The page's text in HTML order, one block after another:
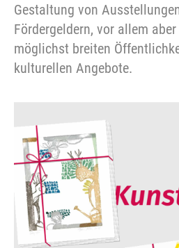
Gestaltung von
Fördergeldern, vor allem
möglichst breiten
kulturellen Angebote.